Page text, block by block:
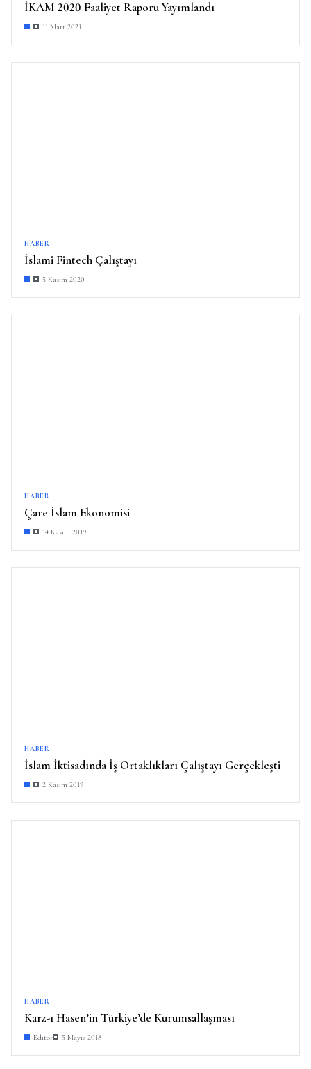
İKAM 2020 Faaliyet Raporu Yayımlandı
11 Mart 2021
HABER
İslami Fintech Çalıştayı
5 Kasım 2020
HABER
Çare İslam Ekonomisi
14 Kasım 2019
HABER
İslam İktisadında İş Ortaklıkları Çalıştayı Gerçekleşti
2 Kasım 2019
HABER
Karz-ı Hasen’in Türkiye’de Kurumsallaşması
Editör 5 Mayıs 2018